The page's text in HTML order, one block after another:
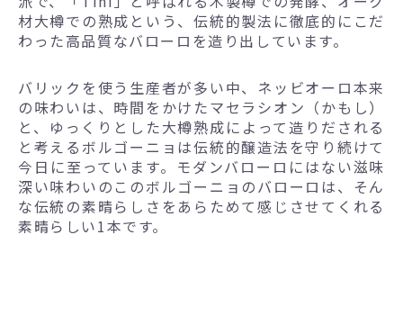
材大樽での熟成という、伝統的製法に徹底的にこだ
わった高品質なバローロを造り出しています。
バリックを使う生産者が多い中、ネッビオーロ本来
の味わいは、時間をかけたマセラシオン（かもし）
と、ゆっくりとした大樽熟成によって造りだされる
と考えるボルゴーニョは伝統的醸造法を守り続けて
今日に至っています。モダンバローロにはない滋味
深い味わいのこのボルゴーニョのバローロは、そん
な伝統の素晴らしさをあらためて感じさせてくれる
素晴らしい1本です。